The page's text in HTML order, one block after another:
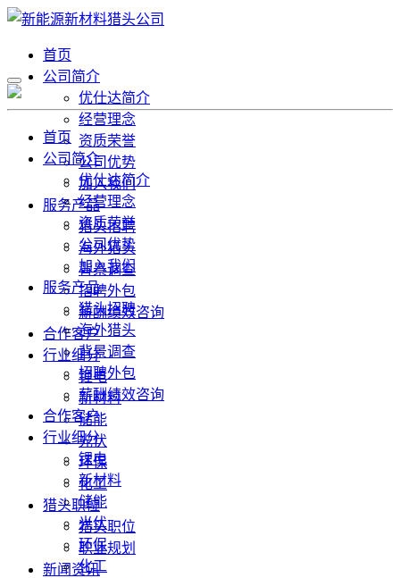
首页
公司简介
优仕达简介
经营理念
资质荣誉
公司优势
加入我们
服务产品
猎头招聘
海外猎头
背景调查
招聘外包
薪酬绩效咨询
合作客户
行业细分
锂电
新材料
储能
光伏
环保
化工
猎头职位
猎头职位
职业规划
新闻资讯
首页
公司简介
优仕达简介
经营理念
资质荣誉
公司优势
加入我们
服务产品
猎头招聘
海外猎头
背景调查
招聘外包
薪酬绩效咨询
合作客户
行业细分
锂电
新材料
储能
光伏
环保
化工